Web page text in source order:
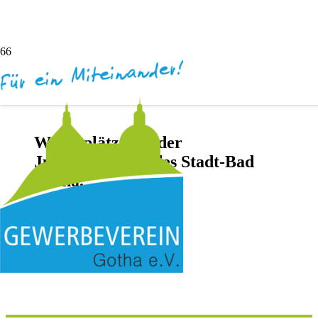
Werbeplätze bei der
Jubiläumsparty des Stadt-Bad
Gotha.
Keine Kommentare